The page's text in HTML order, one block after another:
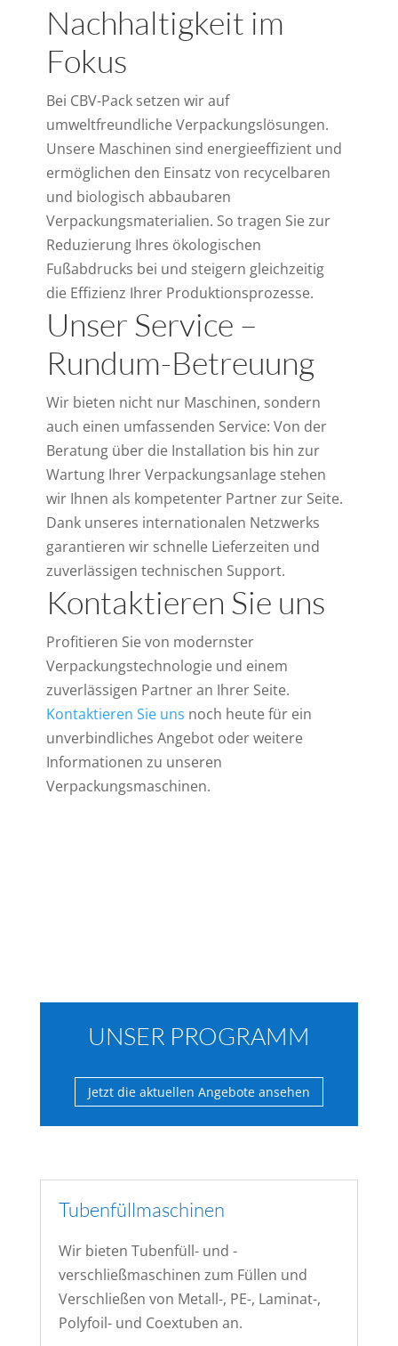
Nachhaltigkeit im
Fokus
Bei CBV-Pack setzen wir auf
umweltfreundliche Verpackungslösungen.
Unsere Maschinen sind energieeffizient und
ermöglichen den Einsatz von recycelbaren
und biologisch abbaubaren
Verpackungsmaterialien. So tragen Sie zur
Reduzierung Ihres ökologischen
Fußabdrucks bei und steigern gleichzeitig
die Effizienz Ihrer Produktionsprozesse.
Unser Service –
Rundum-Betreuung
Wir bieten nicht nur Maschinen, sondern
auch einen umfassenden Service: Von der
Beratung über die Installation bis hin zur
Wartung Ihrer Verpackungsanlage stehen
wir Ihnen als kompetenter Partner zur Seite.
Dank unseres internationalen Netzwerks
garantieren wir schnelle Lieferzeiten und
zuverlässigen technischen Support.
Kontaktieren Sie uns
Profitieren Sie von modernster
Verpackungstechnologie und einem
zuverlässigen Partner an Ihrer Seite.
Kontaktieren Sie uns noch heute für ein
unverbindliches Angebot oder weitere
Informationen zu unseren
Verpackungsmaschinen.
UNSER PROGRAMM
Jetzt die aktuellen Angebote ansehen
Tubenfüllmaschinen
Wir bieten Tubenfüll- und -
verschließmaschinen zum Füllen und
Verschließen von Metall-, PE-, Laminat-,
Polyfoil- und Coextuben an.